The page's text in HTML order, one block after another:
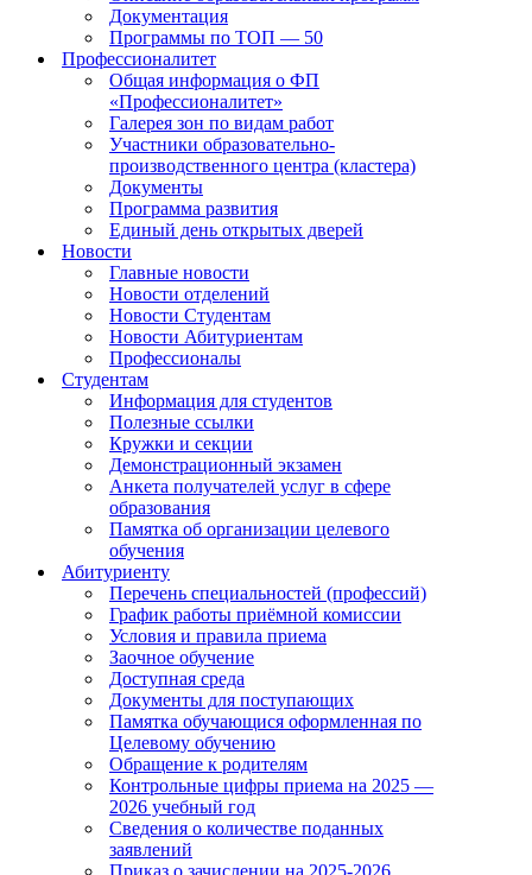
Документация
Программы по ТОП — 50
Профессионалитет
Общая информация о ФП
«Профессионалитет»
Галерея зон по видам работ
Участники образовательно-
производственного центра (кластера)
Документы
Программа развития
Единый день открытых дверей
Новости
Главные новости
Новости отделений
Новости Студентам
Новости Абитуриентам
Профессионалы
Студентам
Информация для студентов
Полезные ссылки
Кружки и секции
Демонстрационный экзамен
Анкета получателей услуг в сфере
образования
Памятка об организации целевого
обучения
Абитуриенту
Перечень специальностей (профессий)
График работы приёмной комиссии
Условия и правила приема
Заочное обучение
Доступная среда
Документы для поступающих
Памятка обучающися оформленная по
Целевому обучению
Обращение к родителям
Контрольные цифры приема на 2025 —
2026 учебный год
Сведения о количестве поданных
заявлений
Приказ о зачислении на 2025-2026